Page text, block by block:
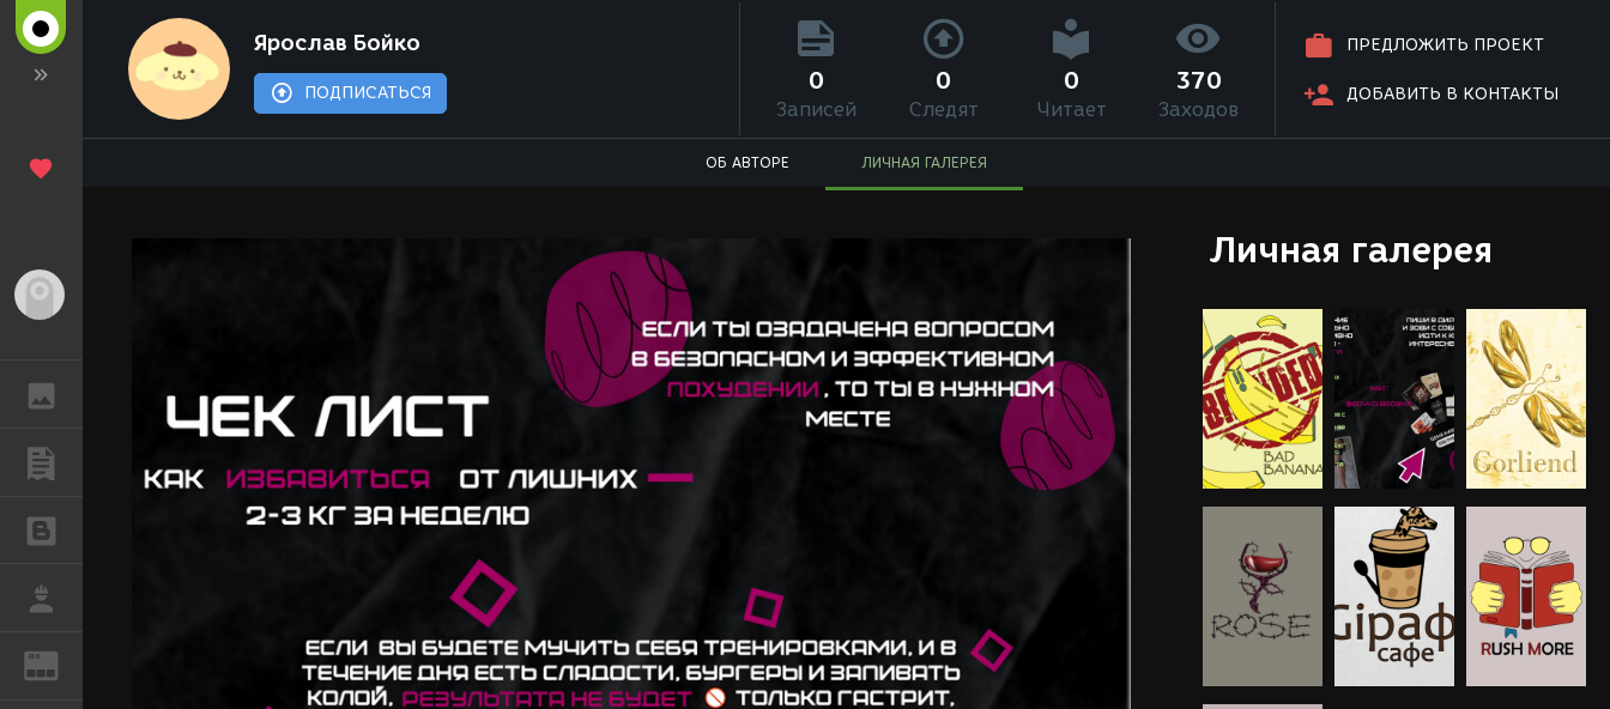
REN
Ярослав Бойко
ПОДПИСАТЬСЯ
ПРЕДЛОЖИТЬ ПРОЕКТ
ДОБАВИТЬ В КОНТАКТЫ
0
Записей
0
Следят
0
Читает
370
Заходов
ОБ АВТОРЕ ЛИЧНАЯ ГАЛЕРЕЯ
Личная галерея